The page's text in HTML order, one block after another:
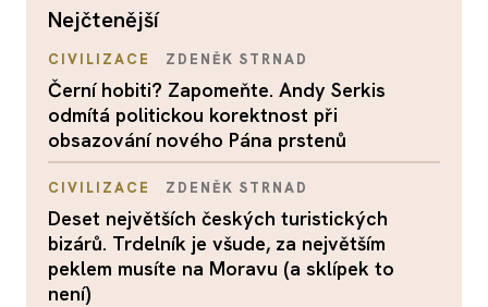
nejčtenější
CIVILIZACE ZDENĚK STRNAD
Černí hobiti? Zapomeňte. Andy Serkis
odmítá politickou korektnost při
obsazování nového Pána prstenů
CIVILIZACE ZDENĚK STRNAD
Deset největších českých turistických
bizárů. Trdelník je všude, za největším
peklem musíte na Moravu (a sklípek to
není)